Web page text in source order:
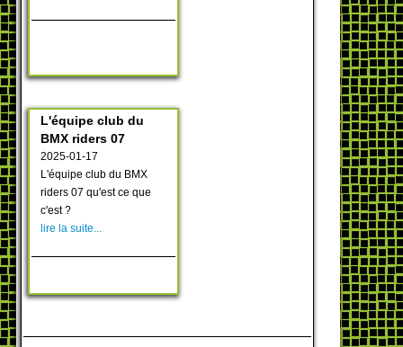
L'équipe club du
BMX riders 07
2025-01-17
L'équipe club du BMX
riders 07 qu'est ce que
c'est ?
lire la suite...